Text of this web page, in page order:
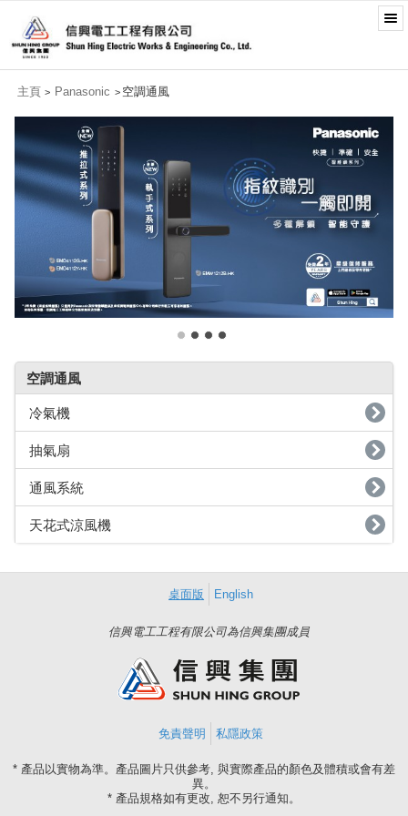
主頁 > Panasonic > 空調通風
空調通風
冷氣機
抽氣扇
通風系統
天花式涼風機
桌面版 English
信興電工工程有限公司為信興集團成員
免責聲明 私隱政策
* 產品以實物為準。產品圖片只供參考, 與實際產品的顏色及體積或會有差
異。
* 產品規格如有更改, 恕不另行通知。